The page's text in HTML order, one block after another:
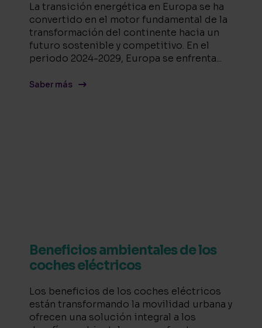
La transición energética en Europa se ha
convertido en el motor fundamental de la
transformación del continente hacia un
futuro sostenible y competitivo. En el
periodo 2024-2029, Europa se enfrenta...
Saber más
Beneficios ambientales de los
coches eléctricos
Los beneficios de los coches eléctricos
están transformando la movilidad urbana y
ofrecen una solución integral a los